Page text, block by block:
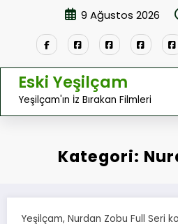
9 Ağustos 2026
Eski Yeşilçam
Yeşilçam'ın İz Bırakan Filmleri
Kategori:
Yeşilçam, Nurdan Zobu Full Seri